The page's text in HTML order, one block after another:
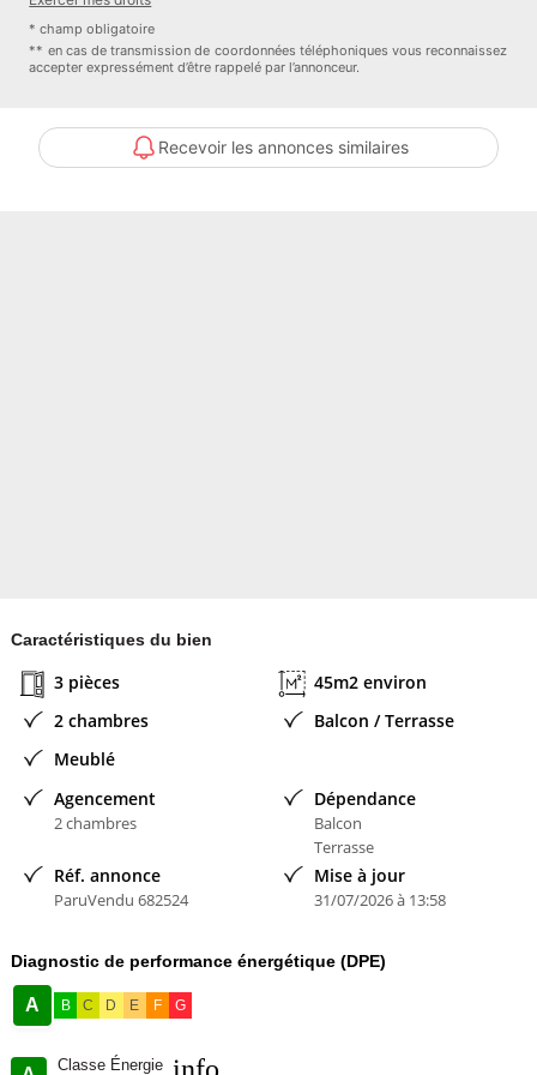
Comment ça marche ?
1/ Vous décrivez votre location idéale sur LocService
- membre depuis
* champ obligatoire
** en cas de transmission de coordonnées téléphoniques vous reconnaissez
accepter expressément d’être rappelé par l’annonceur.
Recevoir les annonces similaires
Caractéristiques du bien
3 pièces
45m2 environ
2 chambres
Balcon / Terrasse
Meublé
Agencement
2 chambres
Dépendance
Balcon
Terrasse
Réf. annonce
ParuVendu 682524
Mise à jour
31/07/2026 à 13:58
Diagnostic de performance énergétique (DPE)
A B C D E F G
Classe Énergie info